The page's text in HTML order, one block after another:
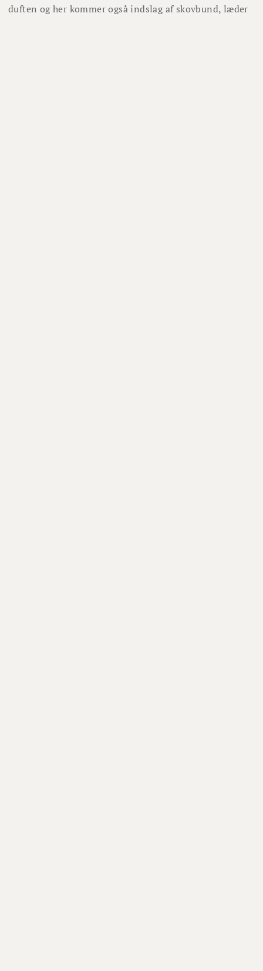
duften og her kommer også indslag af skovbund, læder